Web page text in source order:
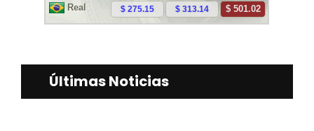
Últimas Noticias